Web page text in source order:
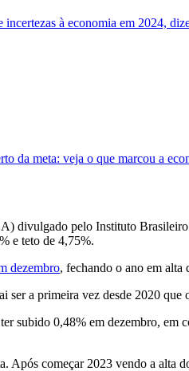
à economia em 2024,
da meta: veja o que marcou a
divulgado pelo Instituto
e teto de 4,75%.
dezembro, fechando o ano em alta
ser a primeira vez desde 2020
subido 0,48% em dezembro,
Após começar 2023 vendo a alta